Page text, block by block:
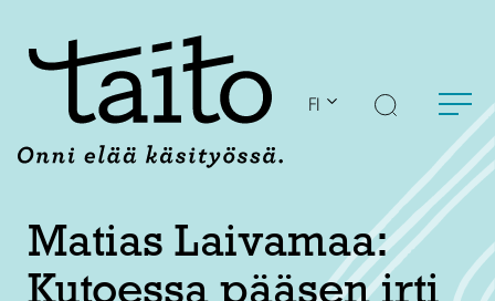
FI
Matias Laivamaa:
Kutoessa pääsen irti